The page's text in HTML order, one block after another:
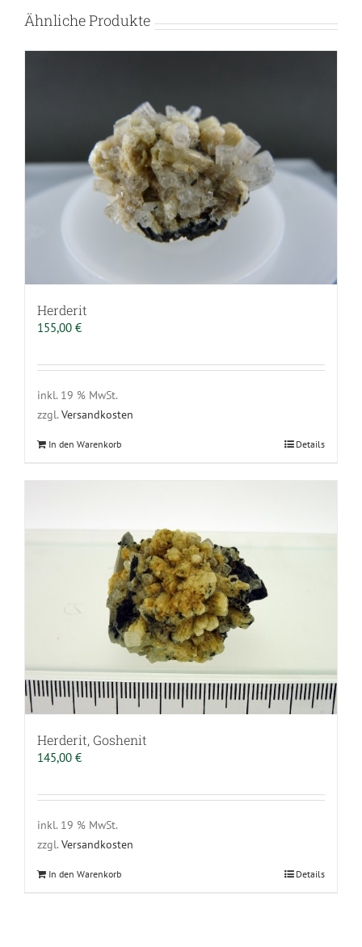
Ähnliche Produkte
Herderit
155,00 €
inkl. 19 % MwSt.
zzgl. Versandkosten
In den Warenkorb Details
Herderit, Goshenit
145,00 €
inkl. 19 % MwSt.
zzgl. Versandkosten
In den Warenkorb Details